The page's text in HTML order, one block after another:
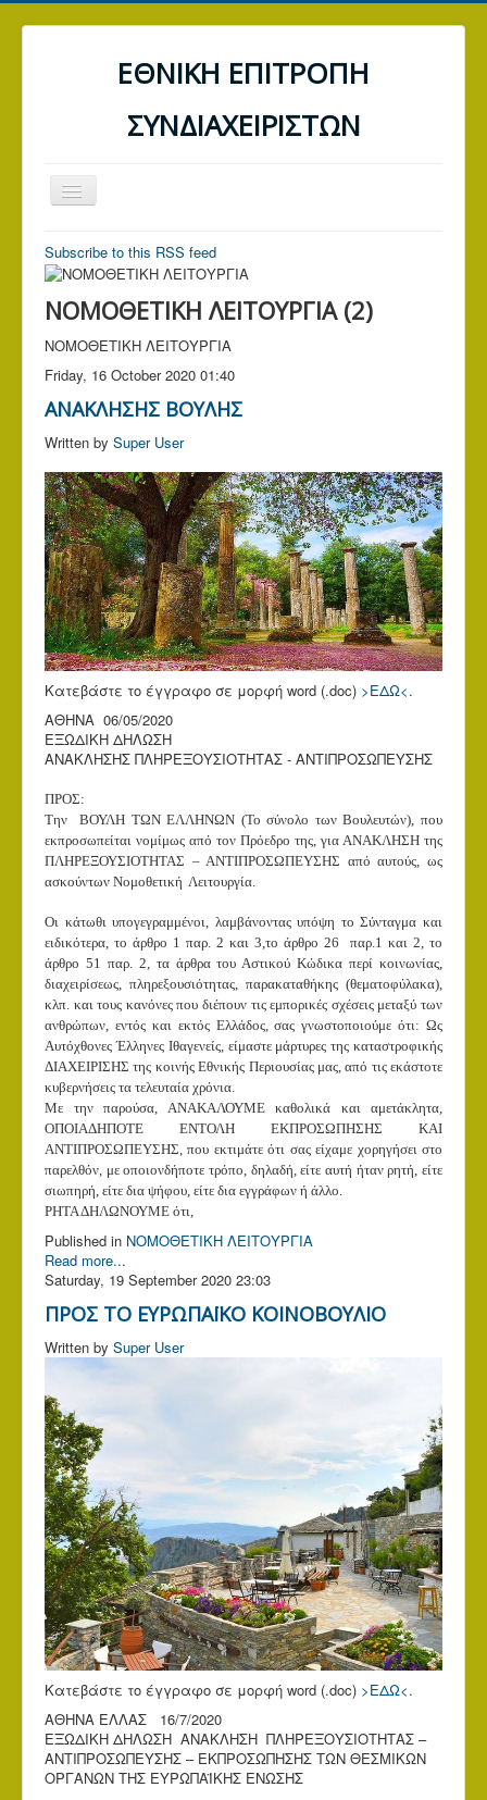
ΕΘΝΙΚΗ ΕΠΙΤΡΟΠΗ
ΣΥΝΔΙΑΧΕΙΡΙΣΤΩΝ
Toggle
Navigation
ΑΡΧΙΚΗ
ΤΡΑΠΕΖΕΣ
ΔΕΗ
Α.Α.Δ.Ε. (ΕΦΟΡΙΑ)
Subscribe to this RSS feed
ΝΟΜΟΘΕΤΙΚΗ ΛΕΙΤΟΥΡΓΙΑ (2)
ΝΟΜΟΘΕΤΙΚΗ ΛΕΙΤΟΥΡΓΙΑ
Friday, 16 October 2020 01:40
ΑΝΑΚΛΗΣΗΣ ΒΟΥΛΗΣ
Written by Super User
Κατεβάστε το έγγραφο σε μορφή word (.doc) >ΕΔΩ<.
ΑΘΗΝΑ 06/05/2020
ΕΞΩΔΙΚΗ ΔΗΛΩΣΗ
ΑΝΑΚΛΗΣΗΣ ΠΛΗΡΕΞΟΥΣΙΟΤΗΤΑΣ - ΑΝΤΙΠΡΟΣΩΠΕΥΣΗΣ
ΠΡΟΣ:
Tην ΒΟΥΛΗ ΤΩΝ ΕΛΛΗΝΩΝ (Το σύνολο των Βουλευτών), που
εκπροσωπείται νομίμως από τον Πρόεδρο της, για ΑΝΑΚΛΗΣΗ της
ΠΛΗΡΕΞΟΥΣΙΟΤΗΤΑΣ – ΑΝΤΙΠΡΟΣΩΠΕΥΣΗΣ από αυτούς, ως
ασκούντων Νομοθετική Λειτουργία.
Οι κάτωθι υπογεγραμμένοι, λαμβάνοντας υπόψη το Σύνταγμα και
ειδικότερα, το άρθρο 1 παρ. 2 και 3,το άρθρο 26 παρ.1 και 2, το
άρθρο 51 παρ. 2, τα άρθρα του Αστικού Κώδικα περί κοινωνίας,
διαχειρίσεως, πληρεξουσιότητας, παρακαταθήκης (θεματοφύλακα),
κλπ. και τους κανόνες που διέπουν τις εμπορικές σχέσεις μεταξύ των
ανθρώπων, εντός και εκτός Ελλάδος, σας γνωστοποιούμε ότι: Ως
Aυτόχθονες Έλληνες Iθαγενείς, είμαστε μάρτυρες της καταστροφικής
ΔΙΑΧΕΙΡΙΣΗΣ της κοινής Εθνικής Περιουσίας μας, από τις εκάστοτε
κυβερνήσεις τα τελευταία χρόνια.
Με την παρούσα, ΑΝΑΚΑΛΟΥΜΕ καθολικά και αμετάκλητα,
ΟΠΟΙΑΔΗΠΟΤΕ ΕΝΤΟΛΗ ΕΚΠΡΟΣΩΠΗΣΗΣ ΚΑΙ
ΑΝΤΙΠΡΟΣΩΠΕΥΣΗΣ, που εκτιμάτε ότι σας είχαμε χορηγήσει στο
παρελθόν, με οποιονδήποτε τρόπο, δηλαδή, είτε αυτή ήταν ρητή, είτε
σιωπηρή, είτε δια ψήφου, είτε δια εγγράφων ή άλλο.
ΡΗΤΑ ΔΗΛΩΝΟΥΜΕ ότι,
Published in ΝΟΜΟΘΕΤΙΚΗ ΛΕΙΤΟΥΡΓΙΑ
Read more...
Saturday, 19 September 2020 23:03
ΠΡΟΣ ΤΟ ΕΥΡΩΠΑΪΚΟ ΚΟΙΝΟΒΟΥΛΙΟ
Written by Super User
Κατεβάστε το έγγραφο σε μορφή word (.doc) >ΕΔΩ<.
ΑΘΗΝΑ ΕΛΛΑΣ 16/7/2020
ΕΞΩΔΙΚΗ ΔΗΛΩΣΗ ΑΝΑΚΛΗΣΗ ΠΛΗΡΕΞΟΥΣΙΟΤΗΤΑΣ –
ΑΝΤΙΠΡΟΣΩΠΕΥΣΗΣ – ΕΚΠΡΟΣΩΠΗΣΗΣ ΤΩΝ ΘΕΣΜΙΚΩΝ
ΟΡΓΑΝΩΝ ΤΗΣ ΕΥΡΩΠΑΪΚΗΣ ΕΝΩΣΗΣ